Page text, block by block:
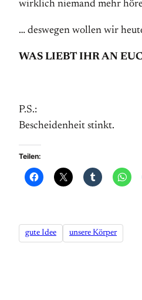
wirklich niemand mehr
… deswegen wollen wir
WAS LIEBT IHR AN
P.S.:
Bescheidenheit stinkt.
Teilen:
gute Idee unsere Körper